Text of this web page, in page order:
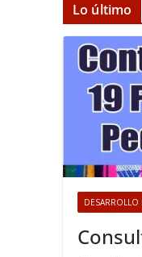
Lo último
DESARROLLO